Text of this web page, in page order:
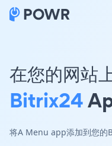
在您的网站
Bitrix24
将A Menu app添加到您的